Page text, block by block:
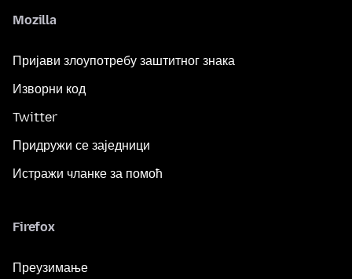
Mozilla
Пријави злоупотребу заштитног знака
Изворни код
Twitter
Придружи се заједници
Истражи чланке за помоћ
Firefox
Преузимање